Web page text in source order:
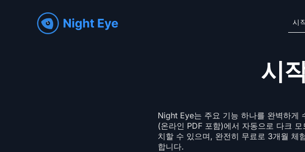
시
시
Night Eye는 주요 기능 하나를 완벽하게
(온라인 PDF 포함)에서 자동으로 다크
치할 수 있으며, 완전히 무료로 3개월 체
합니다.